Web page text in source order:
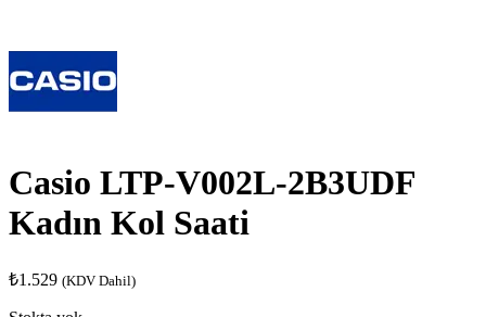
Casio LTP-V002L-2B3UDF
Kadın Kol Saati
₺1.529 (KDV Dahil)